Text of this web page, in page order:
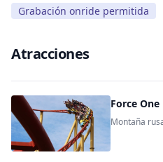
Grabación onride permitida
Atracciones
Force One
Montaña